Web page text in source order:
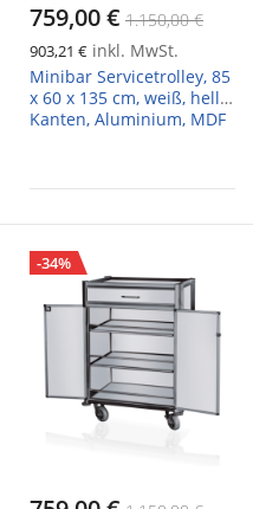
759,00 € 1.150,00 €
903,21 € inkl. MwSt.
Minibar Servicetrolley, 85
x 60 x 135 cm, weiß, helle
Kanten, Aluminium, MDF
-34%